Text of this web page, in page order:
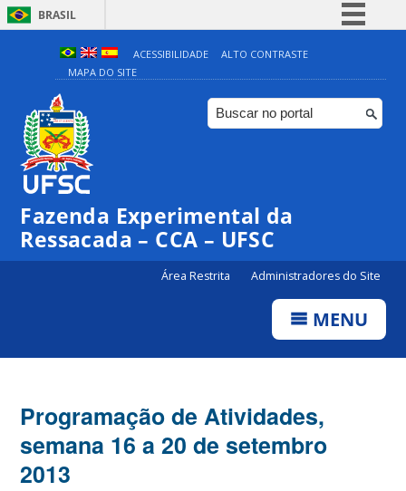
BRASIL
Simplifique!
Comunica BR
Participe
ACESSIBILIDADE
ALTO CONTRASTE
MAPA DO SITE
Fazenda Experimental da
Ressacada – CCA – UFSC
Área Restrita Administradores do Site
MENU
Programação de Atividades,
semana 16 a 20 de setembro
2013